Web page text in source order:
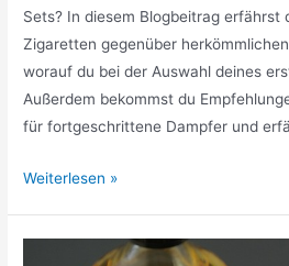
Sets? In diesem Blogbeitrag erfährst
Zigaretten gegenüber
worauf du bei der Auswahl deines
Außerdem bekommst du
für fortgeschrittene Dampfer und
E-
Weiterlesen »